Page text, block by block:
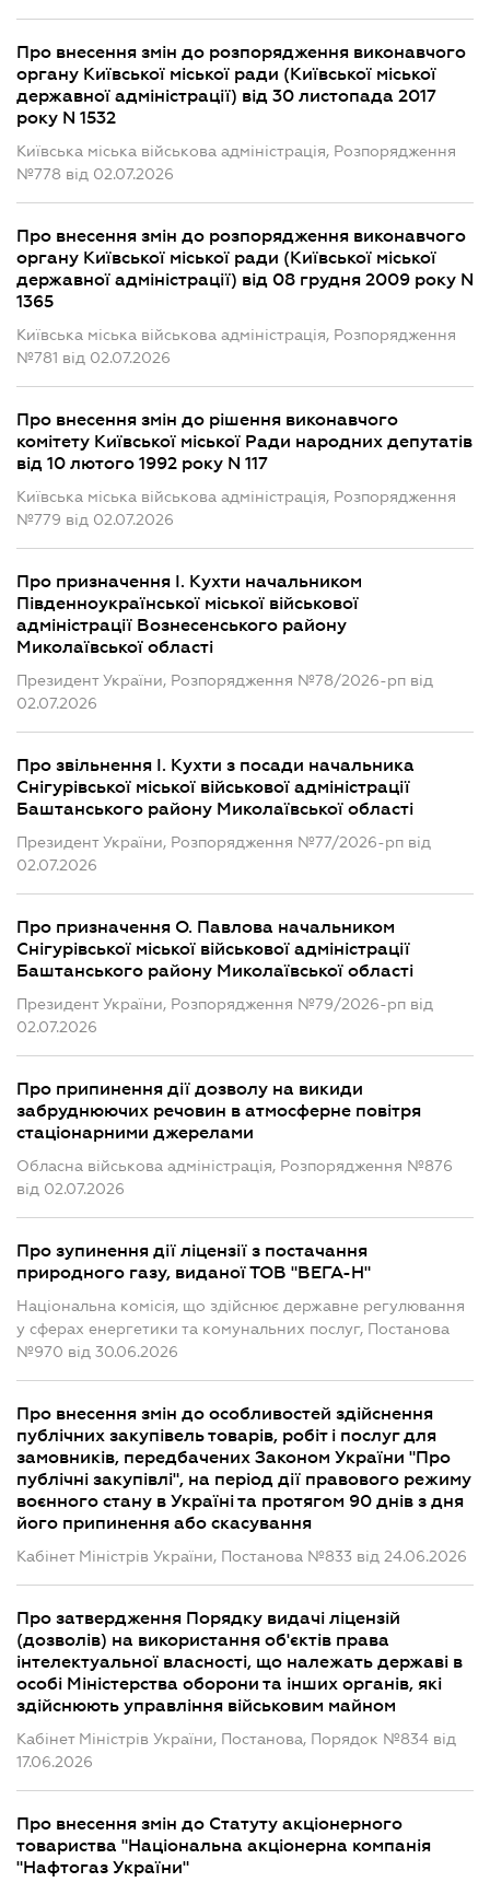
Про внесення змін до розпорядження виконавчого
органу Київської міської ради (Київської міської
державної адміністрації) від 30 листопада 2017
року N 1532
Київська міська військова адміністрація, Розпорядження
№778 від 02.07.2026
Про внесення змін до розпорядження виконавчого
органу Київської міської ради (Київської міської
державної адміністрації) від 08 грудня 2009 року N
1365
Київська міська військова адміністрація, Розпорядження
№781 від 02.07.2026
Про внесення змін до рішення виконавчого
комітету Київської міської Ради народних депутатів
від 10 лютого 1992 року N 117
Київська міська військова адміністрація, Розпорядження
№779 від 02.07.2026
Про призначення І. Кухти начальником
Південноукраїнської міської військової
адміністрації Вознесенського району
Миколаївської області
Президент України, Розпорядження №78/2026-рп від
02.07.2026
Про звільнення І. Кухти з посади начальника
Снігурівської міської військової адміністрації
Баштанського району Миколаївської області
Президент України, Розпорядження №77/2026-рп від
02.07.2026
Про призначення О. Павлова начальником
Снігурівської міської військової адміністрації
Баштанського району Миколаївської області
Президент України, Розпорядження №79/2026-рп від
02.07.2026
Про припинення дії дозволу на викиди
забруднюючих речовин в атмосферне повітря
стаціонарними джерелами
Обласна військова адміністрація, Розпорядження №876
від 02.07.2026
Про зупинення дії ліцензії з постачання
природного газу, виданої ТОВ "ВЕГА-Н"
Національна комісія, що здійснює державне регулювання
у сферах енергетики та комунальних послуг, Постанова
№970 від 30.06.2026
Про внесення змін до особливостей здійснення
публічних закупівель товарів, робіт і послуг для
замовників, передбачених Законом України "Про
публічні закупівлі", на період дії правового режиму
воєнного стану в Україні та протягом 90 днів з дня
його припинення або скасування
Кабінет Міністрів України, Постанова №833 від 24.06.2026
Про затвердження Порядку видачі ліцензій
(дозволів) на використання об'єктів права
інтелектуальної власності, що належать державі в
особі Міністерства оборони та інших органів, які
здійснюють управління військовим майном
Кабінет Міністрів України, Постанова, Порядок №834 від
17.06.2026
Про внесення змін до Статуту акціонерного
товариства "Національна акціонерна компанія
"Нафтогаз України"